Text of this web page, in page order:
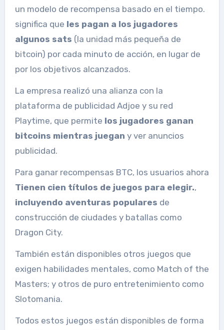
un modelo de recompensa basado en el tiempo.
significa que les pagan a los jugadores
algunos sats (la unidad más pequeña de
bitcoin) por cada minuto de acción, en lugar de
por los objetivos alcanzados.
La empresa realizó una alianza con la
plataforma de publicidad Adjoe y su red
Playtime, que permite los jugadores ganan
bitcoins mientras juegan y ver anuncios
publicidad.
Para ganar recompensas BTC, los usuarios ahora
Tienen cien títulos de juegos para elegir.,
incluyendo aventuras populares de
construcción de ciudades y batallas como
Dragon City.
También están disponibles otros juegos que
exigen habilidades mentales, como Match of the
Masters; y otros de puro entretenimiento como
Slotomania.
Todos estos juegos están disponibles de forma